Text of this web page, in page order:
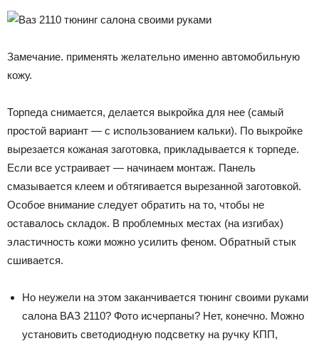
Замечание. применять желательно именно автомобильную
кожу.
Торпеда снимается, делается выкройка для нее (самый
простой вариант — с использованием кальки). По выкройке
вырезается кожаная заготовка, прикладывается к торпеде.
Если все устраивает — начинаем монтаж. Панель
смазывается клеем и обтягивается вырезанной заготовкой.
Особое внимание следует обратить на то, чтобы не
оставалось складок. В проблемных местах (на изгибах)
эластичность кожи можно усилить феном. Обратный стык
сшивается.
Но неужели на этом заканчивается тюнинг своими руками
салона ВАЗ 2110? Фото исчерпаны? Нет, конечно. Можно
установить светодиодную подсветку на ручку КПП,